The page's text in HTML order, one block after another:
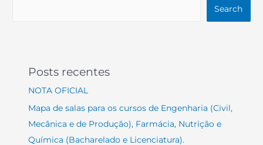
Search
Posts recentes
NOTA OFICIAL
Mapa de salas para os cursos de Engenharia (Civil,
Mecânica e de Produção), Farmácia, Nutrição e
Química (Bacharelado e Licenciatura).